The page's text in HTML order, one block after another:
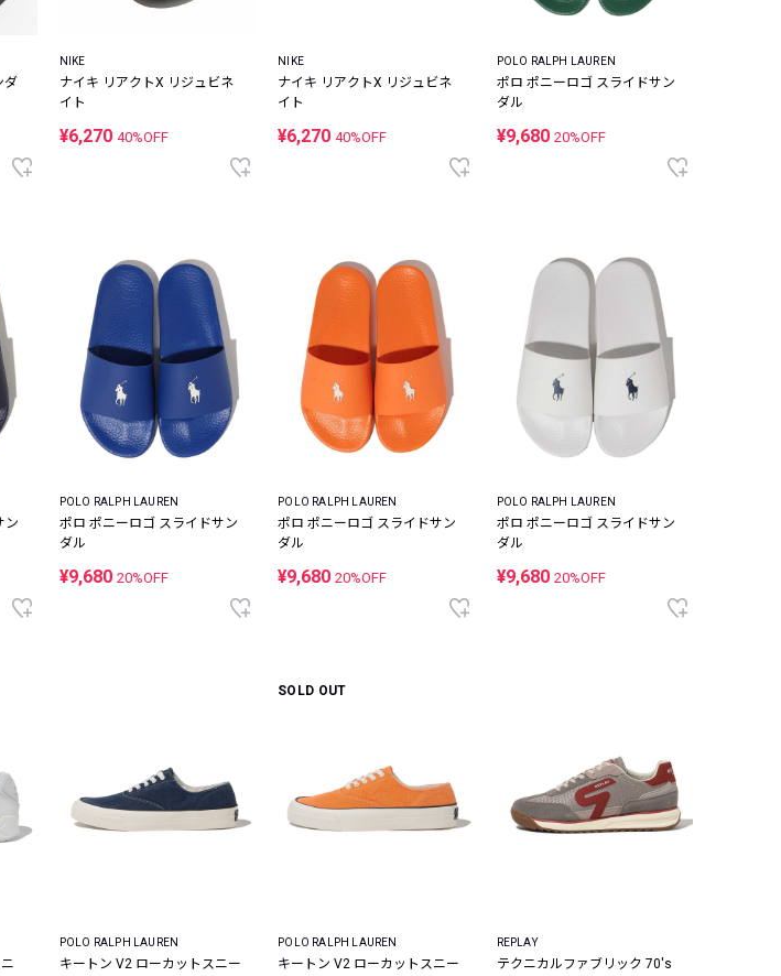
ダ
NIKE
ナイキ リアクトX リジュビネ
イト
¥6,270 40%OFF
NIKE
ナイキ リアクトX リジュビネ
イト
¥6,27040%OFF
POLO RALPH LAUREN
ポロ ポニーロゴ スライドサン
ダル
¥9,680 20%OFF
ン
POLO RALPH LAUREN
ポロ ポニーロゴ スライドサン
ダル
¥9,680 20%OFF
POLO RALPH LAUREN
ポロ ポニーロゴ スライドサン
ダル
¥9,68020%OFF
POLO RALPH LAUREN
ポロ ポニーロゴ スライドサン
ダル
¥9,680 20%OFF
POLO RALPH LAUREN
キートン V2 ローカットスニー
SOLD OUT
POLO RALPH LAUREN
キートン V2 ローカットスニー
REPLAY
テクニカルファブリック 70's